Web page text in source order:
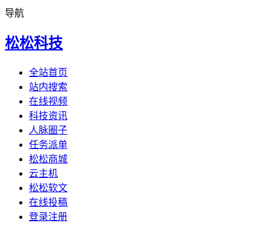
导航
松松科技
全站首页
站内搜索
在线视频
科技资讯
人脉圈子
任务派单
松松商城
云主机
松松软文
在线投稿
登录注册